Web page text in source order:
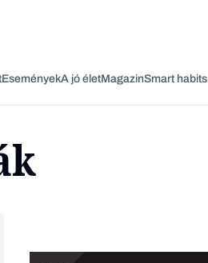
EseményekA jó életMagazinSmart habits